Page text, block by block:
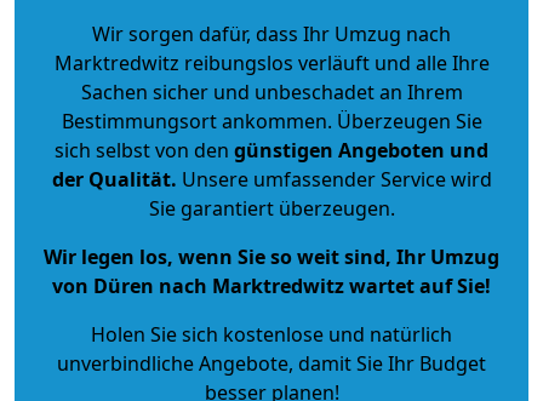
Wir sorgen dafür, dass Ihr Umzug nach
Marktredwitz reibungslos verläuft und alle Ihre
Sachen sicher und unbeschadet an Ihrem
Bestimmungsort ankommen. Überzeugen Sie
sich selbst von den günstigen Angeboten und
der Qualität. Unsere umfassender Service wird
Sie garantiert überzeugen.
Wir legen los, wenn Sie so weit sind, Ihr Umzug
von Düren nach Marktredwitz wartet auf Sie!
Holen Sie sich kostenlose und natürlich
unverbindliche Angebote, damit Sie Ihr Budget
besser planen!